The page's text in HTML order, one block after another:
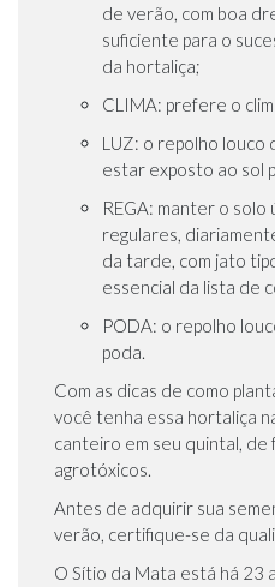
de verão, com boa
suficiente para o
da hortaliça;
CLIMA: prefere o
LUZ: o repolho louco
estar exposto ao sol
REGA: manter o solo
regulares,
da tarde, com jato
essencial da lista de
PODA: o repolho
poda.
Com as dicas de como
você tenha essa hortaliça
canteiro em seu quintal, de
agrotóxicos.
Antes de adquirir sua
verão, certifique-se da
O Sítio da Mata está há 23